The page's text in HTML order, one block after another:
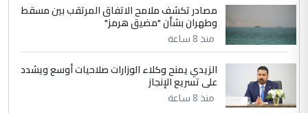
الجواهري يرد على صدام حسين سل
مضجعيك يابن الزنا (نص كامل)
5 حيدر عاشور
التعليق : تحياتي لك استاذ حامدتركان. كلام
دقيق ومسؤول؛ فالاستثمار الحقيقي للإنسان
مصادر تكشف ملامح الاتفاق المرتقب بين مسقط
وطهران بشأن "مضيق هرمز"
منذ 8 ساعة
الزيدي يمنح وكلاء الوزارات صلاحيات أوسع ويشدد
على تسريع الإنجاز
منذ 8 ساعة